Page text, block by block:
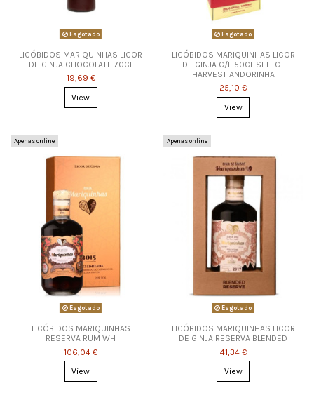
Esgotado
LICÓBIDOS MARIQUINHAS LICOR
DE GINJA CHOCOLATE 70CL
19,69 €
View
Esgotado
LICÓBIDOS MARIQUINHAS LICOR
DE GINJA C/F 50CL SELECT
HARVEST ANDORINHA
25,10 €
View
Apenas online
Esgotado
LICÓBIDOS MARIQUINHAS
RESERVA RUM WH
106,04 €
View
Apenas online
Esgotado
LICÓBIDOS MARIQUINHAS LICOR
DE GINJA RESERVA BLENDED
41,34 €
View